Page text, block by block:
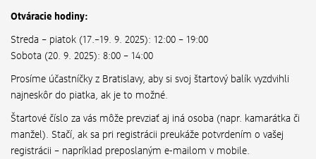
Otváracie hodiny:
Streda – piatok (17.–19. 9. 2025): 12:00 – 19:00
Sobota (20. 9. 2025): 8:00 – 14:00
Prosíme účastníčky z Bratislavy, aby si svoj štartový balík vyzdvihli
najneskôr do piatka, ak je to možné.
Štartové číslo za vás môže prevziať aj iná osoba (napr. kamarátka či
manžel). Stačí, ak sa pri registrácii preukáže potvrdením o vašej
registrácii – napríklad preposlaným e-mailom v mobile.